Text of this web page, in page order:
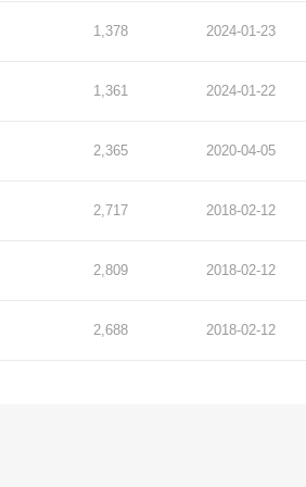
1,378 2024-01-23
1,361 2024-01-22
2,365 2020-04-05
2,717 2018-02-12
2,809 2018-02-12
2,688 2018-02-12